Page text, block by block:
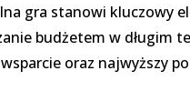
gra stanowi
budżetem w
oraz najwyższy